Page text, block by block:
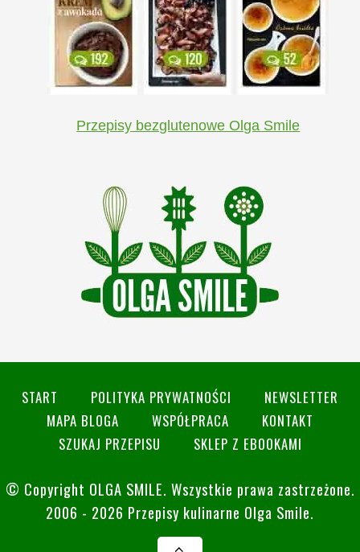
Przepisy bezglutenowe Olga Smile
START POLITYKA PRYWATNOŚCI
NEWSLETTER
MAPA BLOGA
WSPÓŁPRACA
KONTAKT
SZUKAJ PRZEPISU
SKLEP Z EBOOKAMI
© Copyright OLGA SMILE. Wszystkie prawa zastrzeżone.
2006 - 2026 Przepisy kulinarne Olga Smile.